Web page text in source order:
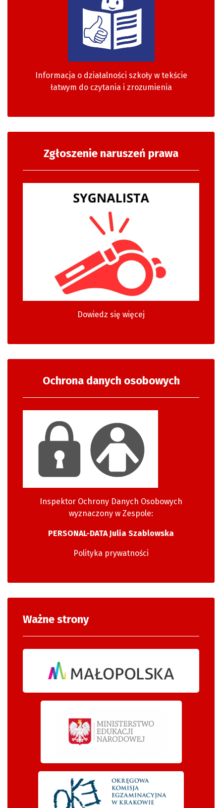
Informacja o działalności szkoły w tekście
łatwym do czytania i zrozumienia
Zgłoszenie naruszeń prawa
Dowiedz się więcej
Ochrona danych osobowych
Inspektor Ochrony Danych Osobowych
wyznaczony w Zespole:
PERSONAL-DATA Julia Szablowska
Polityka prywatności
Ważne strony